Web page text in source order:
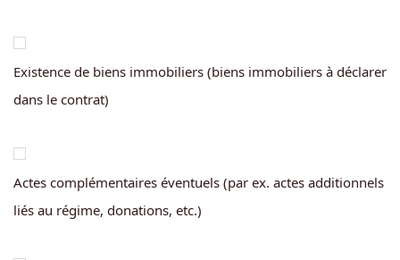
Existence de biens immobiliers (biens immobiliers à déclarer
dans le contrat)
Actes complémentaires éventuels (par ex. actes additionnels
liés au régime, donations, etc.)